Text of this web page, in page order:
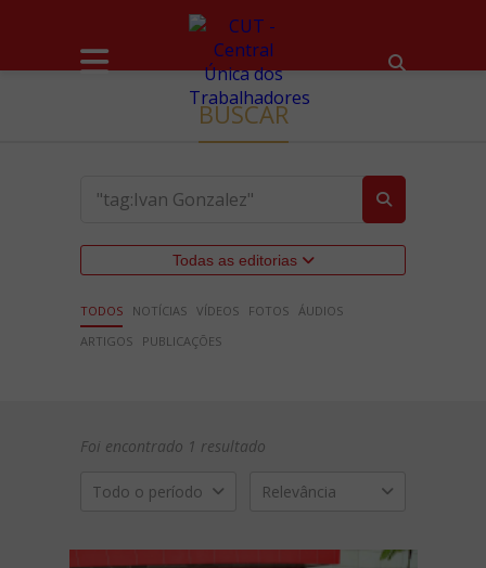
BUSCAR
Todas as editorias
TODOS NOTÍCIAS VÍDEOS FOTOS ÁUDIOS
ARTIGOS
PUBLICAÇÕES
Foi encontrado 1 resultado
Todo o período Relevância